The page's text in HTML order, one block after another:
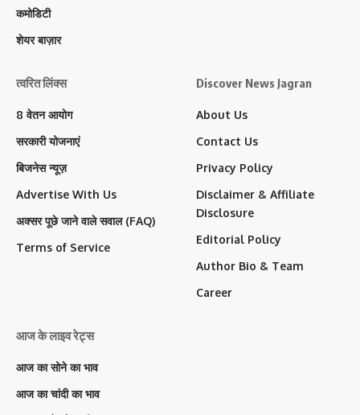
कमोडिटी
शेयर बाज़ार
त्वरित लिंक्स
8 वेतन आयोग
सरकारी योजनाएं
बिजनेस न्यूज़
Advertise With Us
अक्सर पूछे जाने वाले सवाल (FAQ)
Terms of Service
Discover News Jagran
About Us
Contact Us
Privacy Policy
Disclaimer & Affiliate
Disclosure
Editorial Policy
Author Bio & Team
Career
आज के लाइव रेट्स
आज का सोने का भाव
आज का चांदी का भाव